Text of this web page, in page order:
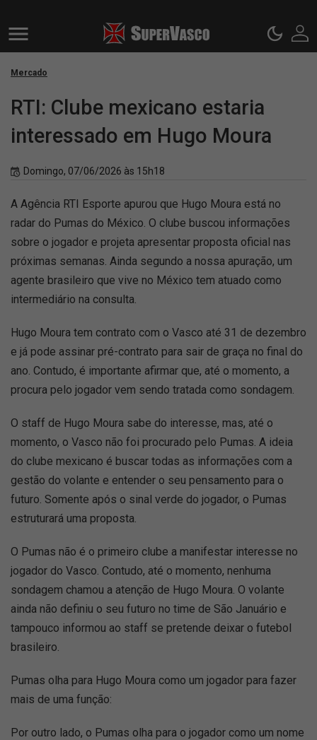
Mercado
RTI: Clube mexicano estaria
interessado em Hugo Moura
Domingo, 07/06/2026 às 15h18
A Agência RTI Esporte apurou que Hugo Moura está no
radar do Pumas do México. O clube buscou informações
sobre o jogador e projeta apresentar proposta oficial nas
próximas semanas. Ainda segundo a nossa apuração, um
agente brasileiro que vive no México tem atuado como
intermediário na consulta.
Hugo Moura tem contrato com o Vasco até 31 de dezembro
e já pode assinar pré-contrato para sair de graça no final do
ano. Contudo, é importante afirmar que, até o momento, a
procura pelo jogador vem sendo tratada como sondagem.
O staff de Hugo Moura sabe do interesse, mas, até o
momento, o Vasco não foi procurado pelo Pumas. A ideia
do clube mexicano é buscar todas as informações com a
gestão do volante e entender o seu pensamento para o
futuro. Somente após o sinal verde do jogador, o Pumas
estruturará uma proposta.
O Pumas não é o primeiro clube a manifestar interesse no
jogador do Vasco. Contudo, até o momento, nenhuma
sondagem chamou a atenção de Hugo Moura. O volante
ainda não definiu o seu futuro no time de São Januário e
tampouco informou ao staff se pretende deixar o futebol
brasileiro.
Pumas olha para Hugo Moura como um jogador para fazer
mais de uma função:
Por outro lado, o Pumas olha para o jogador como um nome